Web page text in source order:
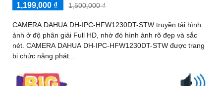
1,199,000 ₫ 1,500,000 ₫
CAMERA DAHUA DH-IPC-HFW1230DT-STW truyền tải hình
ảnh ở độ phân giải Full HD, nhờ đó hình ảnh rõ đẹp và sắc
nét. CAMERA DAHUA DH-IPC-HFW1230DT-STW được trang
bị chức năng phát...